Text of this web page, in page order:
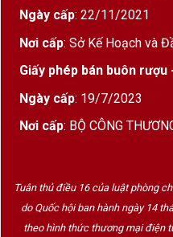
Ngày cấp: 22/11/2021
Nơi cấp: Sở Kế Hoạch và
Giấy phép bán buôn rượu
Ngày cấp: 19/7/2023
Nơi cấp: BỘ CÔNG
Tuân thủ điều 16 của luật phòng
do Quốc hội ban hành ngày 14
theo hình thức thương mại điện